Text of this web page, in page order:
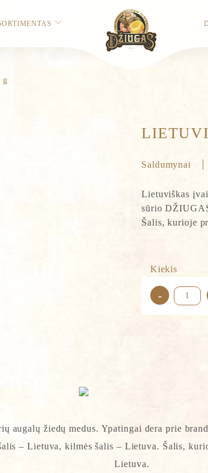
g
Saldumynai
Lietuviškas
sūrio
Šalis, kurioje
Kiekis
produkto
kiekis:
-
augalų žiedų medus. Ypatingai dera prie
– Lietuva, kilmės šalis – Lietuva. Šalis,
Lietuva.